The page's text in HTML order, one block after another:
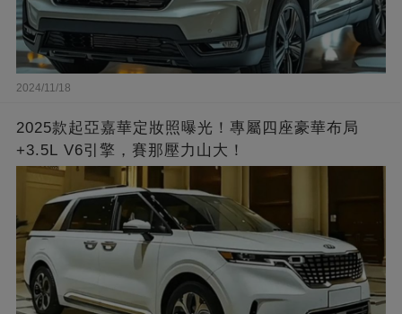
2024/11/18
2025款起亞嘉華定妝照曝光！專屬四座豪華布局
+3.5L V6引擎，賽那壓力山大！